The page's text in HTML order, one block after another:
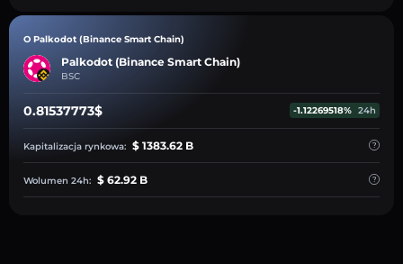
O Palkodot (Binance Smart Chain)
Palkodot (Binance Smart Chain)
BSC
0.81537773$ -1.12269518% 24h
Kapitalizacja rynkowa: $ 1383.62 B
Wolumen 24h: $ 62.92 B